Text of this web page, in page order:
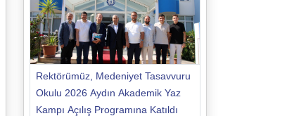
Rektörümüz, Medeniyet Tasavvuru
Okulu 2026 Aydın Akademik Yaz
Kampı Açılış Programına Katıldı